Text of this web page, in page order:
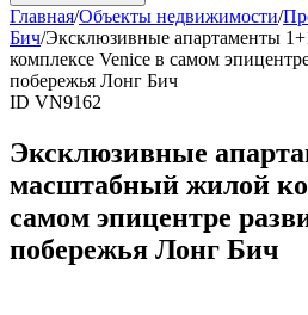
Главная/Объекты недвижимости/
Бич/Эксклюзивные апартаменты
комплексе Venice в самом
побережья Лонг Бич
ID VN9162
Эксклюзивные
масштабный жилой
самом эпицентре
побережья Лонг Бич